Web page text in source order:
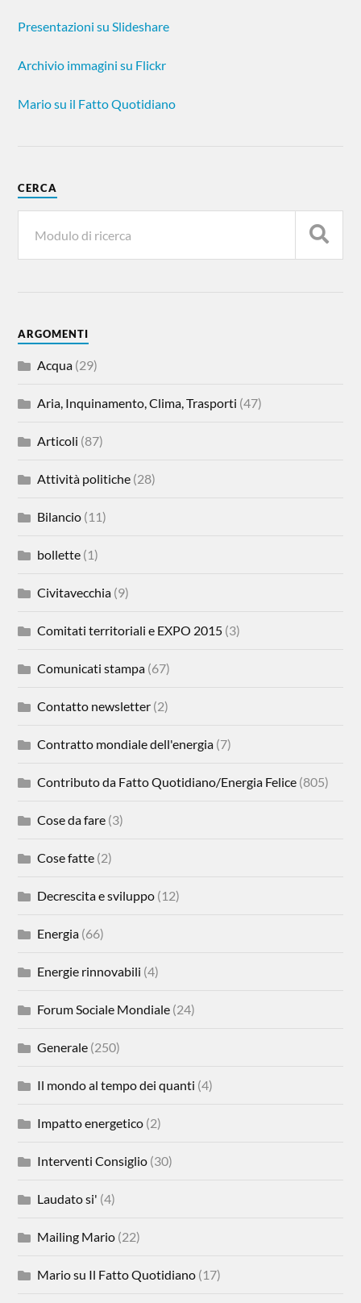
Presentazioni su Slideshare
Archivio immagini su Flickr
Mario su il Fatto Quotidiano
CERCA
ARGOMENTI
Acqua (29)
Aria, Inquinamento, Clima, Trasporti (47)
Articoli (87)
Attività politiche (28)
Bilancio (11)
bollette (1)
Civitavecchia (9)
Comitati territoriali e EXPO 2015 (3)
Comunicati stampa (67)
Contatto newsletter (2)
Contratto mondiale dell'energia (7)
Contributo da Fatto Quotidiano/Energia Felice (805)
Cose da fare (3)
Cose fatte (2)
Decrescita e sviluppo (12)
Energia (66)
Energie rinnovabili (4)
Forum Sociale Mondiale (24)
Generale (250)
Il mondo al tempo dei quanti (4)
Impatto energetico (2)
Interventi Consiglio (30)
Laudato si' (4)
Mailing Mario (22)
Mario su Il Fatto Quotidiano (17)